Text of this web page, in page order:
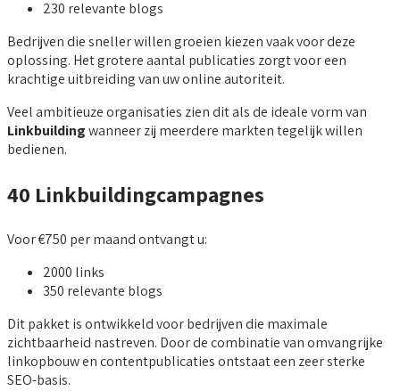
230 relevante blogs
Bedrijven die sneller willen groeien kiezen vaak voor deze
oplossing. Het grotere aantal publicaties zorgt voor een
krachtige uitbreiding van uw online autoriteit.
Veel ambitieuze organisaties zien dit als de ideale vorm van
Linkbuildingwanneer zij meerdere markten tegelijk willen
bedienen.
40 Linkbuildingcampagnes
Voor €750 per maand ontvangt u:
2000 links
350 relevante blogs
Dit pakket is ontwikkeld voor bedrijven die maximale
zichtbaarheid nastreven. Door de combinatie van omvangrijke
linkopbouw en contentpublicaties ontstaat een zeer sterke
SEO-basis.